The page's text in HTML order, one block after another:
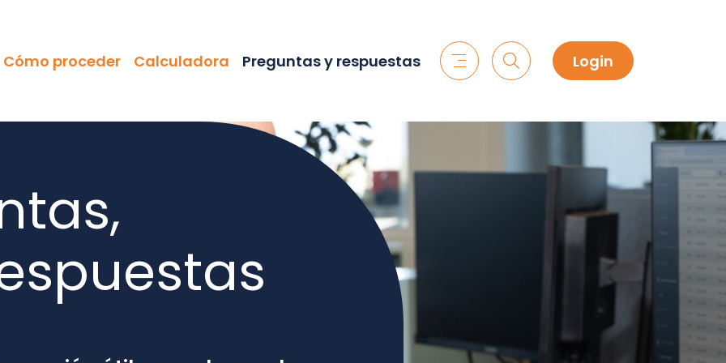
Cómo proceder Calculadora Preguntas y respuestas Login